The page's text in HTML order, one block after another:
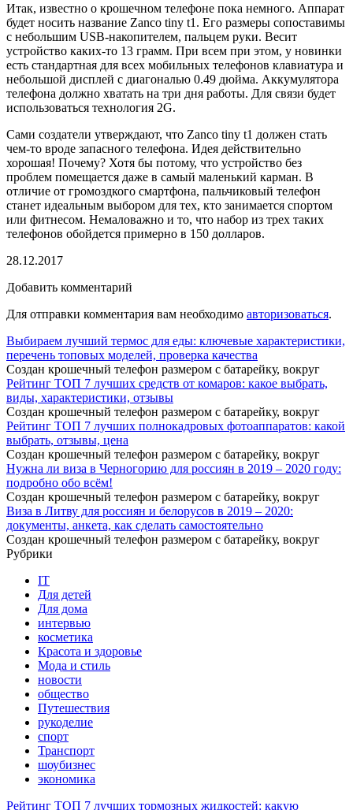
Итак, известно о крошечном телефоне пока немного. Аппарат
будет носить название Zanco tiny t1. Его размеры сопоставимы
с небольшим USB-накопителем, пальцем руки. Весит
устройство каких-то 13 грамм. При всем при этом, у новинки
есть стандартная для всех мобильных телефонов клавиатура и
небольшой дисплей с диагональю 0.49 дюйма. Аккумулятора
телефона должно хватать на три дня работы. Для связи будет
использоваться технология 2G.
Сами создатели утверждают, что Zanco tiny t1 должен стать
чем-то вроде запасного телефона. Идея действительно
хорошая! Почему? Хотя бы потому, что устройство без
проблем помещается даже в самый маленький карман. В
отличие от громоздкого смартфона, пальчиковый телефон
станет идеальным выбором для тех, кто занимается спортом
или фитнесом. Немаловажно и то, что набор из трех таких
телефонов обойдется примерно в 150 долларов.
28.12.2017
Добавить комментарий
Для отправки комментария вам необходимо авторизоваться.
Выбираем лучший термос для еды: ключевые характеристики,
перечень топовых моделей, проверка качества
Создан крошечный телефон размером с батарейку, вокруг
Рейтинг ТОП 7 лучших средств от комаров: какое выбрать,
виды, характеристики, отзывы
Создан крошечный телефон размером с батарейку, вокруг
Рейтинг ТОП 7 лучших полнокадровых фотоаппаратов: какой
выбрать, отзывы, цена
Создан крошечный телефон размером с батарейку, вокруг
Нужна ли виза в Черногорию для россиян в 2019 – 2020 году:
подробно обо всём!
Создан крошечный телефон размером с батарейку, вокруг
Виза в Литву для россиян и белорусов в 2019 – 2020:
документы, анкета, как сделать самостоятельно
Создан крошечный телефон размером с батарейку, вокруг
Рубрики
IT
Для детей
Для дома
интервью
косметика
Красота и здоровье
Мода и стиль
новости
общество
Путешествия
рукоделие
спорт
Транспорт
шоубизнес
экономика
Рейтинг ТОП 7 лучших тормозных жидкостей: какую